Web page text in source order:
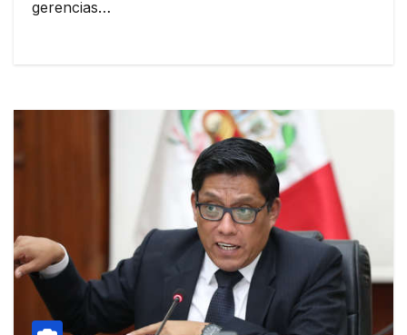
gerencias…